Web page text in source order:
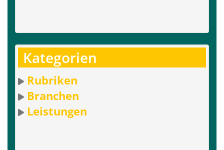
Kategorien
Rubriken
Branchen
Leistungen